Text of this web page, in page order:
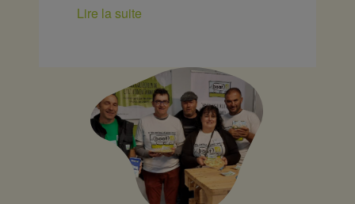
Lire la suite